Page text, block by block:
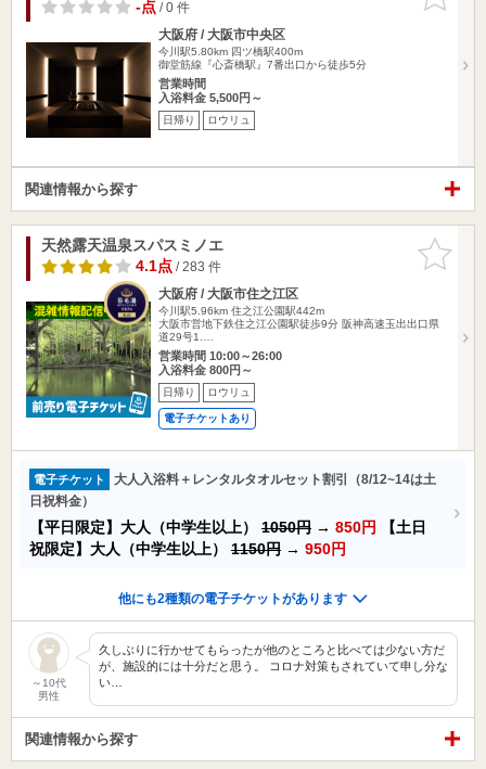
-点/ 0 件
大阪府 / 大阪市中央区
今川駅5.80km 四ツ橋駅400m
御堂筋線『心斎橋駅』7番出口から徒歩5分
営業時間
入浴料金 5,500円～
日帰り ロウリュ
関連情報から探す
お気に入
りに追加
天然露天温泉スパスミノエ
4.1点/ 283 件
大阪府 / 大阪市住之江区
今川駅5.96km 住之江公園駅442m
大阪市営地下鉄住之江公園駅徒歩9分 阪神高速玉出出口県
道29号1.…
営業時間 10:00～26:00
入浴料金 800円～
日帰り ロウリュ
電子チケットあり
電子チケット
大人入浴料＋レンタルタオルセット割引（8/12~14は土
日祝料金）
【平日限定】大人（中学生以上） 1050円 → 850円
【土日
祝限定】大人（中学生以上） 1150円 → 950円
他にも2種類の電子チケットがあります
～10代
男性
久しぶりに行かせてもらったが他のところと比べては少ない方だ
が、施設的には十分だと思う。 コロナ対策もされていて申し分な
い…
関連情報から探す